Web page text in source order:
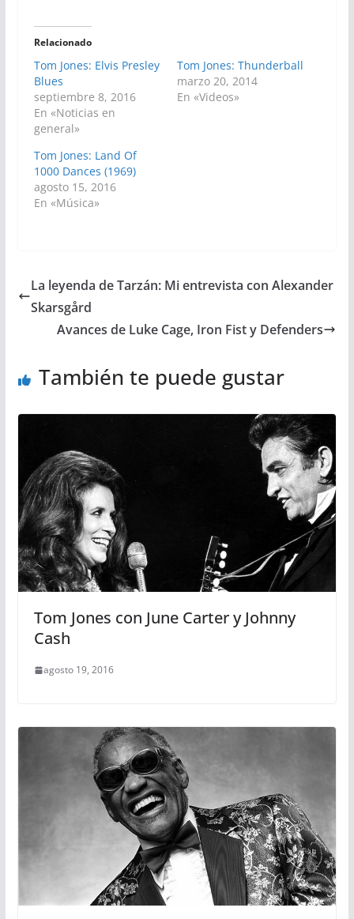
Relacionado
Tom Jones: Elvis Presley
Blues
septiembre 8, 2016
En «Noticias en
general»
Tom Jones: Thunderball
marzo 20, 2014
En «Videos»
Tom Jones: Land Of
1000 Dances (1969)
agosto 15, 2016
En «Música»
La leyenda de Tarzán: Mi entrevista con Alexander
Skarsgård
Avances de Luke Cage, Iron Fist y Defenders
También te puede gustar
Tom Jones con June Carter y Johnny
Cash
agosto 19, 2016